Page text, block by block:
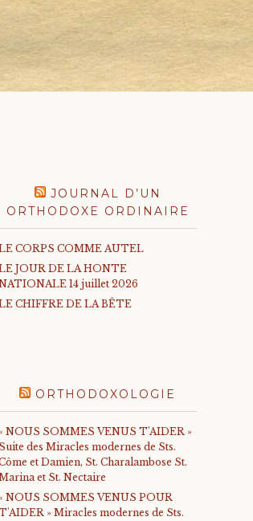
JOURNAL D’UN
ORTHODOXE ORDINAIRE
CORPS COMME AUTEL
JOUR DE LA HONTE
14 juillet 2026
CHIFFRE DE LA BÊTE
ORTHODOXOLOGIE
NOUS SOMMES VENUS T'AIDER »
Suite des Miracles modernes de Sts.
et Damien, St. Charalambose St.
et St. Nectaire
NOUS SOMMES VENUS POUR
» Miracles modernes de Sts.